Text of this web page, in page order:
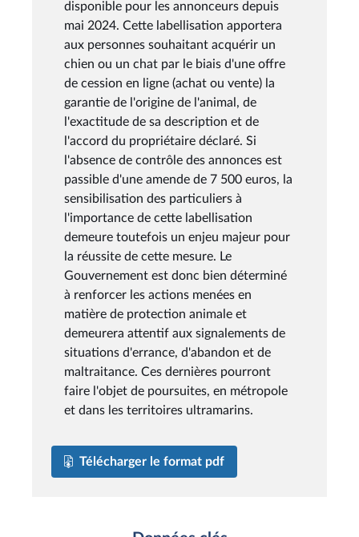
disponible pour les annonceurs depuis
mai 2024. Cette labellisation apportera
aux personnes souhaitant acquérir un
chien ou un chat par le biais d'une offre
de cession en ligne (achat ou vente) la
garantie de l'origine de l'animal, de
l'exactitude de sa description et de
l'accord du propriétaire déclaré. Si
l'absence de contrôle des annonces est
passible d'une amende de 7 500 euros, la
sensibilisation des particuliers à
l'importance de cette labellisation
demeure toutefois un enjeu majeur pour
la réussite de cette mesure. Le
Gouvernement est donc bien déterminé
à renforcer les actions menées en
matière de protection animale et
demeurera attentif aux signalements de
situations d'errance, d'abandon et de
maltraitance. Ces dernières pourront
faire l'objet de poursuites, en métropole
et dans les territoires ultramarins.
Télécharger le format pdf